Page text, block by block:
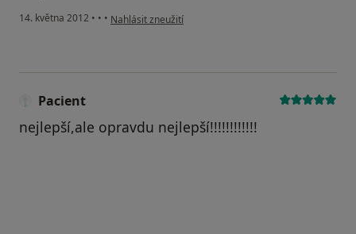
14. května 2012 • • • podle názoru uživatele Váš účet byl odstraněn
Nahlásit zneužití
Pacient
nejlepší,ale opravdu nejlepší!!!!!!!!!!!!